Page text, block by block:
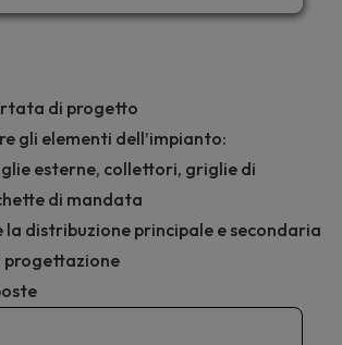
di progetto
gli elementi dell’impianto:
esterne, collettori, griglie di
di mandata
la distribuzione principale e secondaria
progettazione